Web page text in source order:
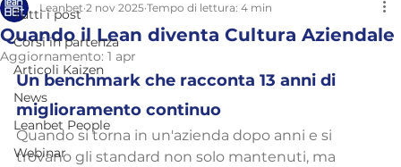
Tutti i post
Corsi in partenza
Articoli Kaizen
News
Leanbet People
Webinar
Quando il Lean diventa Cultura Aziendale
Leanbet 2 nov 2025 Tempo di lettura: 4 min
Aggiornamento: 1 apr
Un benchmark che racconta 13 anni di
miglioramento continuo
Quando si torna in un'azienda dopo anni e si
trovano gli standard non solo mantenuti, ma